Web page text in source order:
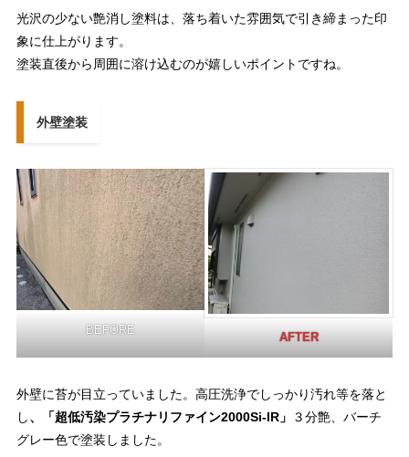
光沢の少ない艶消し塗料は、落ち着いた雰囲気で引き締まった印
象に仕上がります。
塗装直後から周囲に溶け込むのが嬉しいポイントですね。
外壁塗装
BEFORE
AFTER
外壁に苔が目立っていました。高圧洗浄でしっかり汚れ等を落と
し、「超低汚染プラチナリファイン2000Si-IR」
３分艶、バーチ
グレー色で塗装しました。